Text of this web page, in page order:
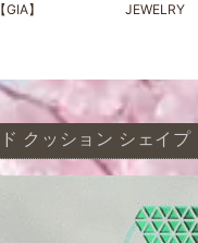
】 JEWELRY
クッション シェイプ